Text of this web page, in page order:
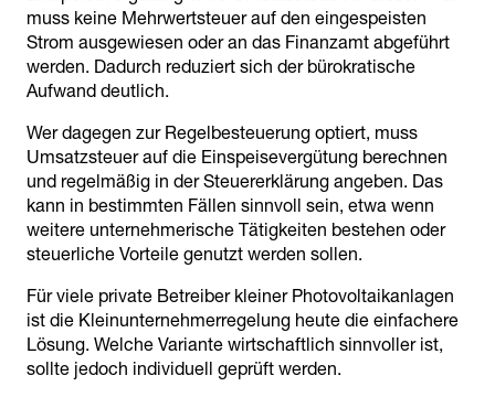
muss keine Mehrwertsteuer auf den eingespeisten
Strom ausgewiesen oder an das Finanzamt abgeführt
werden. Dadurch reduziert sich der bürokratische
Aufwand deutlich.
Wer dagegen zur Regelbesteuerung optiert, muss
Umsatzsteuer auf die Einspeisevergütung berechnen
und regelmäßig in der Steuererklärung angeben. Das
kann in bestimmten Fällen sinnvoll sein, etwa wenn
weitere unternehmerische Tätigkeiten bestehen oder
steuerliche Vorteile genutzt werden sollen.
Für viele private Betreiber kleiner Photovoltaikanlagen
ist die Kleinunternehmerregelung heute die einfachere
Lösung. Welche Variante wirtschaftlich sinnvoller ist,
sollte jedoch individuell geprüft werden.